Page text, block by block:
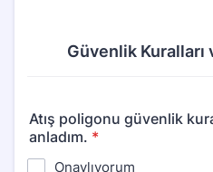
Güvenlik Kuralları
Atış poligonu güvenlik
anladım. *
Onaylıyorum